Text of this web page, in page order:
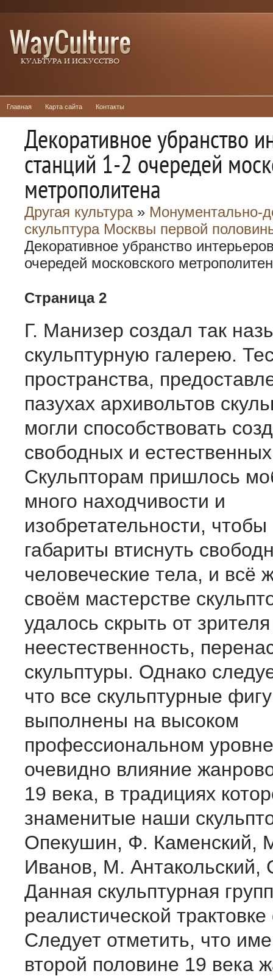
Главная Карта сайта Контакты
Декоративное убранство
станций 1-2 очередей
метрополитена
Другая культура» Монументально-
скульптура Москвы первой
Декоративное убранство
очередей московского
Страница 2
Г. Манизер создал так
скульптурную галерею.
пространства,
пазухах архивольтов
могли способствовать
свободных и
Скульпторам пришлось
много находчивости и
изобретательности, чтобы
габариты втиснуть
человеческие тела, и всё
своём мастерстве
удалось скрыть от зрителя
неестественность,
скульптуры. Однако
что все скульптурные
выполнены на высоком
профессиональном
очевидно влияние
19 века, в традициях
знаменитые наши
Опекушин, Ф. Каменский,
Иванов, М. Антакольский,
Данная скульптурная
реалистической
Следует отметить, что
второй половине 19 века